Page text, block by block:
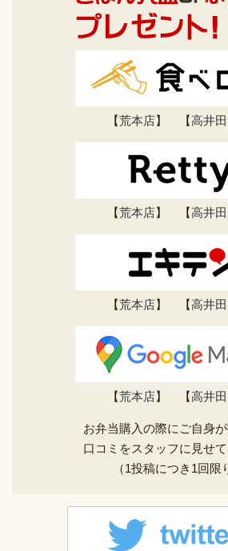
【荒本店】 【高井
【荒本店】 【高井
【荒本店】 【高井
【荒本店】 【高井
お弁当購入の際にご自身
口コミをスタッフに見せ
（1投稿につき1回限